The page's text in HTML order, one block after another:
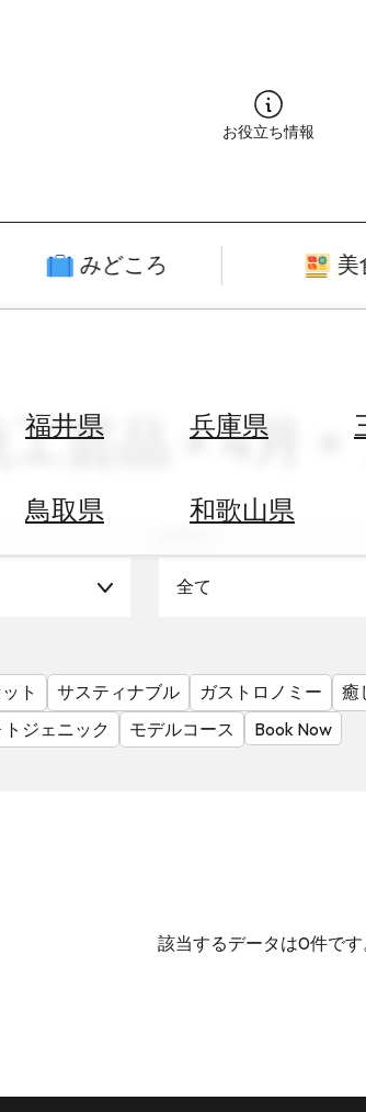
お役立ち情報
みどころ 美
福井県 兵庫県
鳥取県 和歌山県
芸品 × 4月 ×
全て
ト サスティナブル ガストロノミー 癒
トジェニック モデルコース Book Now
該当するデータは0件です